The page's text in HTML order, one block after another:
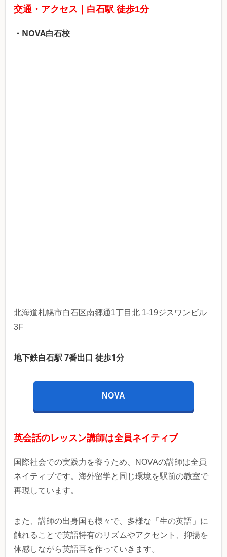
交通・アクセス｜白石駅 徒歩1分
・NOVA白石校
北海道札幌市白石区南郷通1丁目北 1-19ジスワンビル
3F
地下鉄白石駅 7番出口 徒歩1分
NOVA
英会話のレッスン講師は全員ネイティブ
国際社会での実践力を養うため、NOVAの講師は全員
ネイティブです。海外留学と同じ環境を駅前の教室で
再現しています。
また、講師の出身国も様々で、多様な「生の英語」に
触れることで英語特有のリズムやアクセント、抑揚を
体感しながら英語耳を作っていきます。